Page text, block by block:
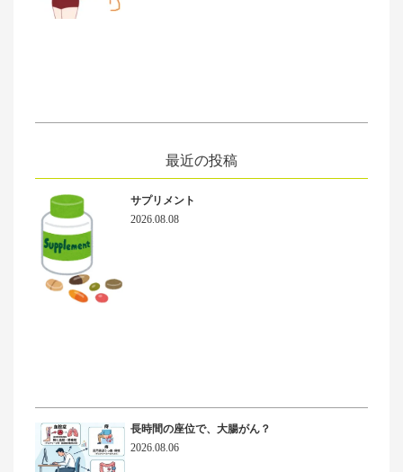
最近の投稿
サプリメント
2026.08.08
長時間の座位で、大腸がん？
2026.08.06